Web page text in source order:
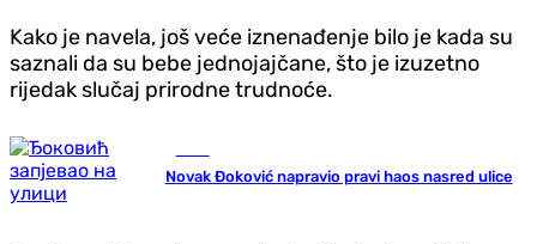
Kako je navela, još veće iznenađenje bilo je kada su
saznali da su bebe jednojajčane, što je izuzetno
rijedak slučaj prirodne trudnoće.
Novak Đoković napravio pravi haos nasred ulice